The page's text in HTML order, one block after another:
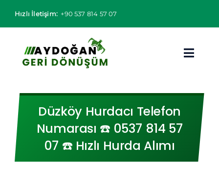
Hızlı İletişim: +90 537 814 57 07
Hurda Fiyatları
Hizmet Bölgeleri
Düzköy Hurdacı Telefon
Numarası ☎️ 0537 814 57
07 ☎️ Hızlı Hurda Alımı